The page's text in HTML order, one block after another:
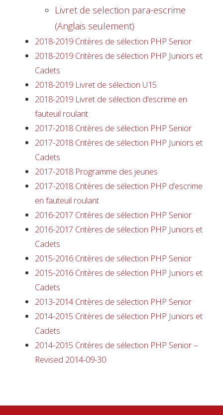
Livret de selection para-escrime
(Anglais seulement)
2018-2019 Critères de sélection PHP Senior
2018-2019 Critères de sélection PHP Juniors et
Cadets
2018-2019 Livret de sélection U15
2018-2019 Livret de sélection d’escrime en
fauteuil roulant
2017-2018 Critères de sélection PHP Senior
2017-2018 Critères de sélection PHP Juniors et
Cadets
2017-2018 Programme des jeunes
2017-2018 Critères de sélection PHP d’escrime
en fauteuil roulant
2016-2017 Critères de sélection PHP Senior
2016-2017 Critères de sélection PHP Juniors et
Cadets
2015-2016 Critères de sélection PHP Senior
2015-2016 Critères de sélection PHP Juniors et
Cadets
2013-2014 Critères de sélection PHP Senior
2014-2015 Critères de sélection PHP Juniors et
Cadets
2014-2015 Critères de sélection PHP Senior –
Revised 2014-09-30